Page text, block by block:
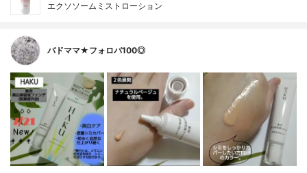
エクソソームミストローション
バドママ★フォロバ100◎